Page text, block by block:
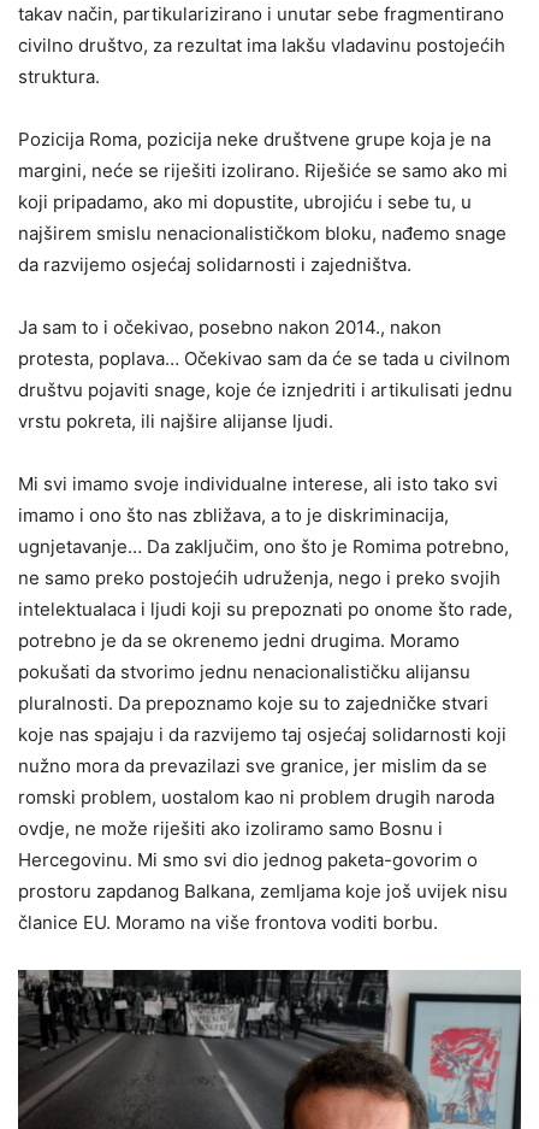
takav način, partikularizirano i unutar sebe fragmentirano
civilno društvo, za rezultat ima lakšu vladavinu postojećih
struktura.
Pozicija Roma, pozicija neke društvene grupe koja je na
margini, neće se riješiti izolirano. Riješiće se samo ako mi
koji pripadamo, ako mi dopustite, ubrojiću i sebe tu, u
najširem smislu nenacionalističkom bloku, nađemo snage
da razvijemo osjećaj solidarnosti i zajedništva.
Ja sam to i očekivao, posebno nakon 2014., nakon
protesta, poplava… Očekivao sam da će se tada u civilnom
društvu pojaviti snage, koje će iznjedriti i artikulisati jednu
vrstu pokreta, ili najšire alijanse ljudi.
Mi svi imamo svoje individualne interese, ali isto tako svi
imamo i ono što nas zbližava, a to je diskriminacija,
ugnjetavanje… Da zaključim, ono što je Romima potrebno,
ne samo preko postojećih udruženja, nego i preko svojih
intelektualaca i ljudi koji su prepoznati po onome što rade,
potrebno je da se okrenemo jedni drugima. Moramo
pokušati da stvorimo jednu nenacionalističku alijansu
pluralnosti. Da prepoznamo koje su to zajedničke stvari
koje nas spajaju i da razvijemo taj osjećaj solidarnosti koji
nužno mora da prevazilazi sve granice, jer mislim da se
romski problem, uostalom kao ni problem drugih naroda
ovdje, ne može riješiti ako izoliramo samo Bosnu i
Hercegovinu. Mi smo svi dio jednog paketa-govorim o
prostoru zapdanog Balkana, zemljama koje još uvijek nisu
članice EU. Moramo na više frontova voditi borbu.